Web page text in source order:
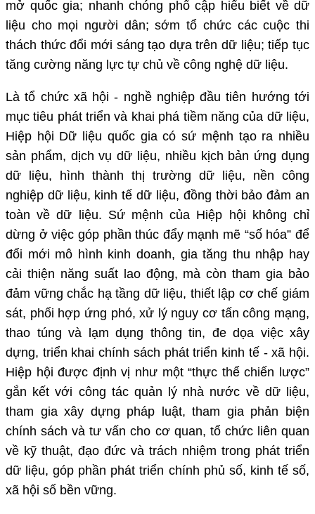
mở quốc gia; nhanh chóng phổ cập hiểu biết về dữ
liệu cho mọi người dân; sớm tổ chức các cuộc thi
thách thức đổi mới sáng tạo dựa trên dữ liệu; tiếp tục
tăng cường năng lực tự chủ về công nghệ dữ liệu.
Là tổ chức xã hội - nghề nghiệp đầu tiên hướng tới
mục tiêu phát triển và khai phá tiềm năng của dữ liệu,
Hiệp hội Dữ liệu quốc gia có sứ mệnh tạo ra nhiều
sản phẩm, dịch vụ dữ liệu, nhiều kịch bản ứng dụng
dữ liệu, hình thành thị trường dữ liệu, nền công
nghiệp dữ liệu, kinh tế dữ liệu, đồng thời bảo đảm an
toàn về dữ liệu. Sứ mệnh của Hiệp hội không chỉ
dừng ở việc góp phần thúc đẩy mạnh mẽ “số hóa” để
đổi mới mô hình kinh doanh, gia tăng thu nhập hay
cải thiện năng suất lao động, mà còn tham gia bảo
đảm vững chắc hạ tầng dữ liệu, thiết lập cơ chế giám
sát, phối hợp ứng phó, xử lý nguy cơ tấn công mạng,
thao túng và lạm dụng thông tin, đe dọa việc xây
dựng, triển khai chính sách phát triển kinh tế - xã hội.
Hiệp hội được định vị như một “thực thể chiến lược”
gắn kết với công tác quản lý nhà nước về dữ liệu,
tham gia xây dựng pháp luật, tham gia phản biện
chính sách và tư vấn cho cơ quan, tổ chức liên quan
về kỹ thuật, đạo đức và trách nhiệm trong phát triển
dữ liệu, góp phần phát triển chính phủ số, kinh tế số,
xã hội số bền vững.